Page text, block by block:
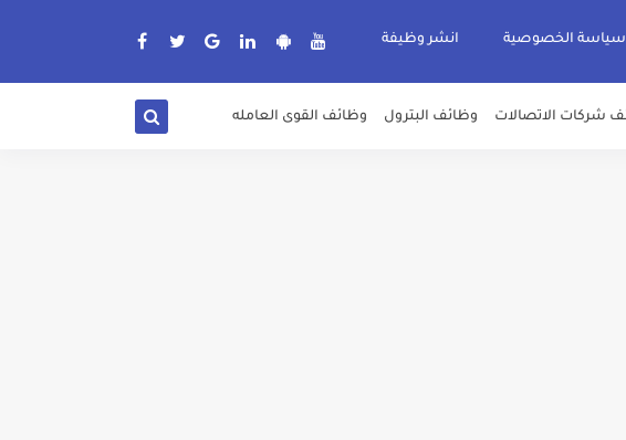
سياسة الخصوصية انشر وظيفة
شركات الاتصالات وظائف البترول وظائف القوى العامله